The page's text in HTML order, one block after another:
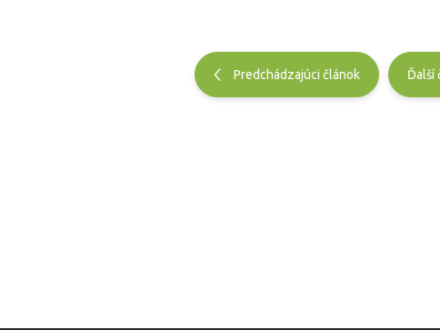
Predchádzajúci článok Ďalší